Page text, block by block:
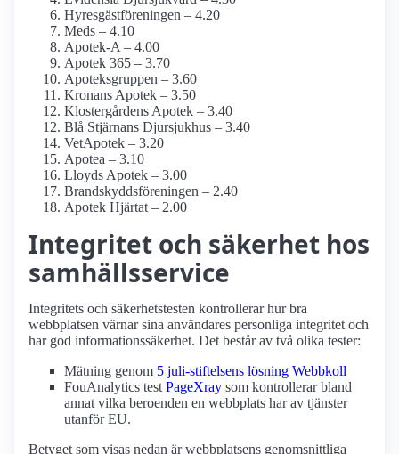
Hyresgästföreningen – 4.20
Meds – 4.10
Apotek-A – 4.00
Apotek 365 – 3.70
Apoteksgruppen – 3.60
Kronans Apotek – 3.50
Klostergårdens Apotek – 3.40
Blå Stjärnans Djursjukhus – 3.40
VetApotek – 3.20
Apotea – 3.10
Lloyds Apotek – 3.00
Brandskyddsföreningen – 2.40
Apotek Hjärtat – 2.00
Integritet och säkerhet hos
samhälls­service
Integritets och säkerhetstesten kontrollerar hur bra
webbplatsen värnar sina användares personliga integritet och
har god informationssäkerhet. Det består av två olika tester:
Mätning genom 5 juli-stiftelsens lösning Webbkoll
FouAnalytics test PageXray som kontrollerar bland
annat vilka beroenden en webbplats har av tjänster
utanför EU.
Betyget som visas nedan är webbplatsens genomsnittliga